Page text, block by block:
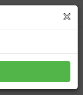
- Kişiye Özel - 1